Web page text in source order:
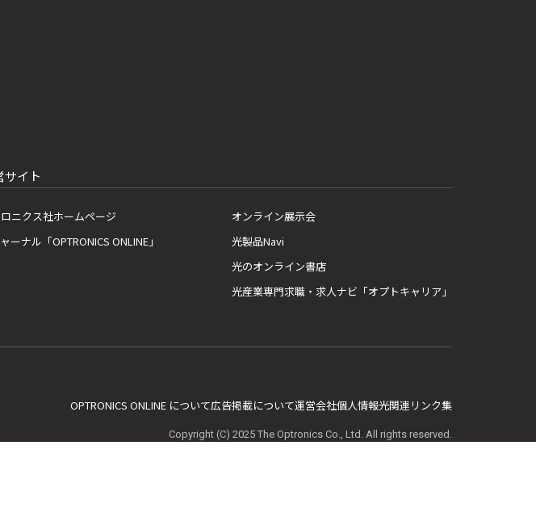
サイト
ニクス社ホームページ
ーナル「OPTRONICS ONLINE」
オンライン展示会
光製品Navi
光のオンライン書店
光産業専門求職・求人ナビ「オプトキャリア」
OPTRONICS ONLINE について広告掲載について運営会社個人情報光関連リンク集
Copyright (C) 2025 The Optronics Co., Ltd. All rights reserved.